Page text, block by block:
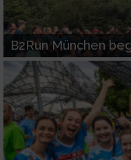
B2Run München